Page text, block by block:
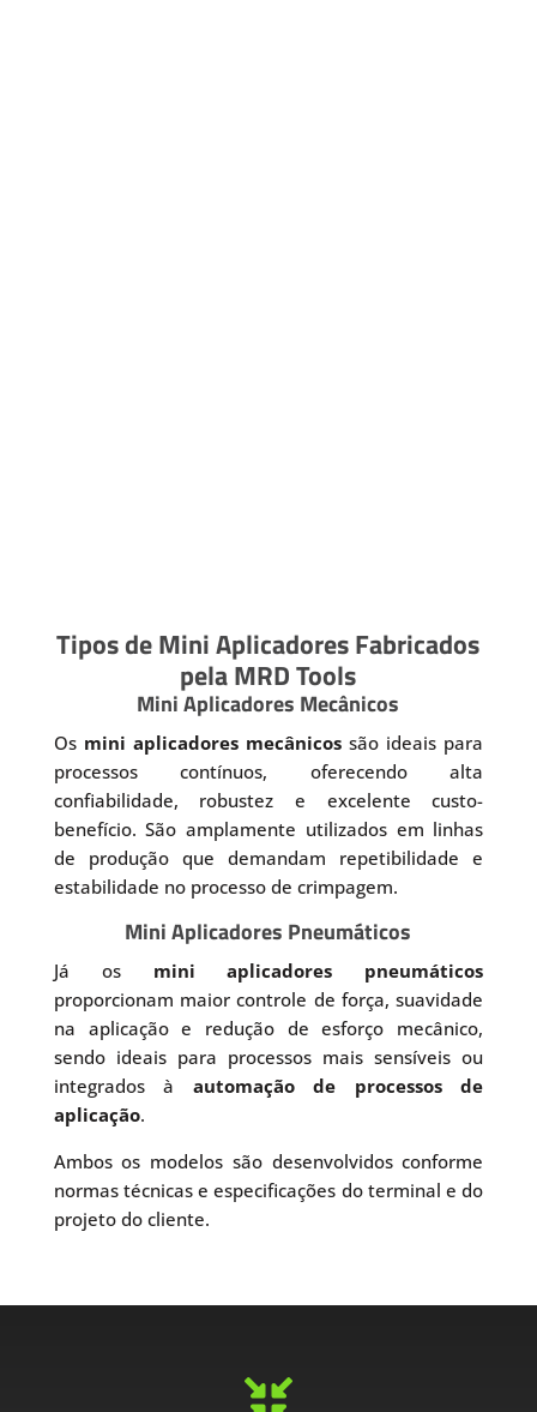
Tipos de Mini Aplicadores Fabricados
pela MRD Tools
Mini Aplicadores Mecânicos
Os mini aplicadores mecânicos são ideais para
processos contínuos, oferecendo alta
confiabilidade, robustez e excelente custo-
benefício. São amplamente utilizados em linhas
de produção que demandam repetibilidade e
estabilidade no processo de crimpagem.
Mini Aplicadores Pneumáticos
Já os mini aplicadores pneumáticos
proporcionam maior controle de força, suavidade
na aplicação e redução de esforço mecânico,
sendo ideais para processos mais sensíveis ou
integrados à automação de processos de
aplicação.
Ambos os modelos são desenvolvidos conforme
normas técnicas e especificações do terminal e do
projeto do cliente.
